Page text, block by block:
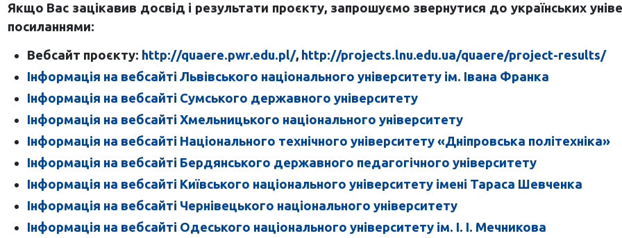
Якщо Вас зацікавив досвід і результати проєкту, запрошуємо звернутися до українських
посиланнями:
Вебсайт проєкту: http://quaere.pwr.edu.pl/, http://projects.lnu.edu.ua/quaere/project-results/
Інформація на вебсайті Львівського національного університету ім. Івана Франка
Інформація на вебсайті Сумського державного університету
Інформація на вебсайті Хмельницького національного університету
Інформація на вебсайті Національного технічного університету «Дніпровська політехніка»
Інформація на вебсайті Бердянського державного педагогічного університету
Інформація на вебсайті Київського національного університету імені Тараса Шевченка
Інформація на вебсайті Чернівецького національного університету
Інформація на вебсайті Одеського національного університету ім. І. І. Мечникова